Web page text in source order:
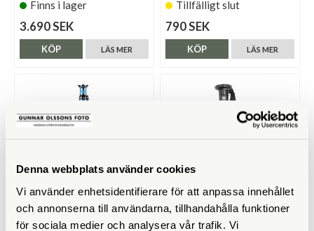
Denna webbplats använder cookies
Vi använder enhetsidentifierare för att anpassa innehållet
och annonserna till användarna, tillhandahålla funktioner
för sociala medier och analysera vår trafik. Vi
Finns i lager
3.690 SEK
LÄS MER
KÖP
Tillfälligt slut
790 SEK
LÄS MER
KÖP
Sirui Sirui